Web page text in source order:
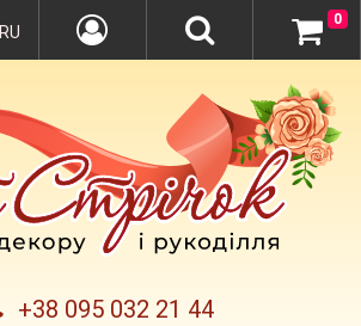
+38 095 032 21 44
RU
0